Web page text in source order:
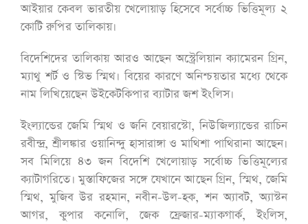
আইয়ার কেবল ভারতীয় খেলোয়াড় হিসেবে সর্বোচ্চ ভিত্তিমূল্য ২
কোটি রুপির তালিকায়।
বিদেশিদের তালিকায় আরও আছেন অস্ট্রেলিয়ান ক্যামেরন গ্রিন,
ম্যাথু শর্ট ও স্টিভ স্মিথ। বিয়ের কারণে অনিশ্চয়তার মধ্যে থেকে
নাম লিখিয়েছেন উইকেটকিপার ব্যাটার জশ ইংলিস।
ইংল্যান্ডের জেমি স্মিথ ও জনি বেয়ারস্টো, নিউজিল্যান্ডের রাচিন
রবীন্দ্র, শ্রীলঙ্কার ওয়ানিন্দু হাসারাঙ্গা ও মাথিশা পাথিরানা আছেন।
সব মিলিয়ে ৪৩ জন বিদেশি খেলোয়াড় সর্বোচ্চ ভিত্তিমূল্যের
ক্যাটাগরিতে। মুস্তাফিজের সঙ্গে যেখানে আছেন গ্রিন, স্মিথ, জেমি
স্মিথ, মুজিব উর রহমান, নবীন-উল-হক, শন অ্যাবট, অ্যাস্টন
আগর, কুপার কনোলি, জেক ফ্রেজার-ম্যাকগার্ক, ইংলিস,